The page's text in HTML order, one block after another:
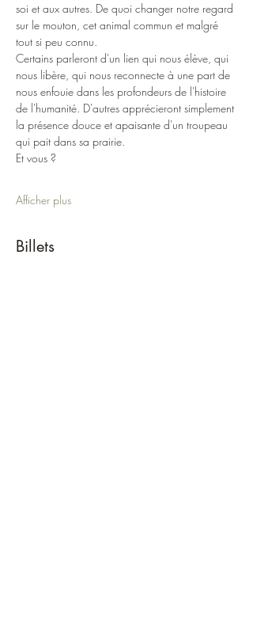
soi et aux autres. De quoi changer notre regard
sur le mouton, cet animal commun et malgré
tout si peu connu.
Certains parleront d'un lien qui nous élève, qui
nous libère, qui nous reconnecte à une part de
nous enfouie dans les profondeurs de l'histoire
de l'humanité. D'autres apprécieront simplement
la présence douce et apaisante d'un troupeau
qui pait dans sa prairie.
Et vous ?
Afficher plus
Billets